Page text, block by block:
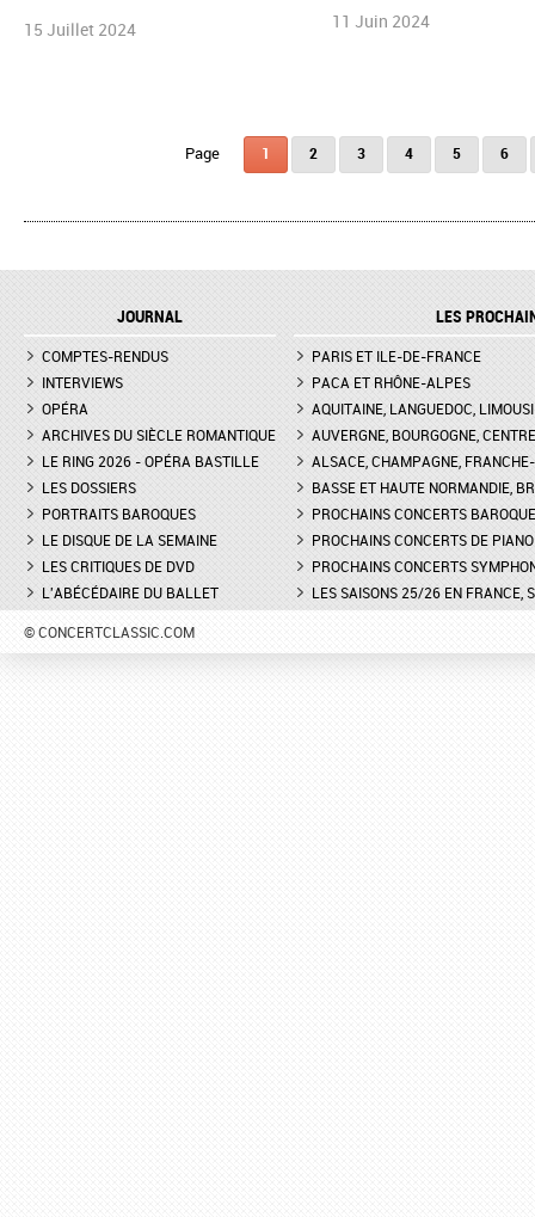
15 Juillet 2024 11 Juin 2024
1 2 3 4 5 6
JOURNAL
COMPTES-RENDUS
INTERVIEWS
OPÉRA
ARCHIVES DU SIÈCLE ROMANTIQUE
LE RING 2026 - OPÉRA BASTILLE
LES DOSSIERS
PORTRAITS BAROQUES
LE DISQUE DE LA SEMAINE
LES CRITIQUES DE DVD
L'ABÉCÉDAIRE DU BALLET
LES
PARIS ET ILE-DE-FRANCE
PACA ET RHÔNE-ALPES
AQUITAINE, LANGUEDOC,
AUVERGNE, BOURGOGNE, CENTRE
ALSACE, CHAMPAGNE,
BASSE ET HAUTE NORMANDIE,
PROCHAINS CONCERTS
PROCHAINS CONCERTS DE PIANO
PROCHAINS CONCERTS
LES SAISONS 25/26 EN FRANCE,
© CONCERTCLASSIC.COM